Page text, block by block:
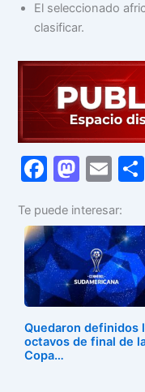
El seleccionado
clasificar.
F
c
e
b
o
o
k
M
st
o
d
o
n
E
ai
l
Te puede interesar:
Quedaron definidos
octavos de final de
Copa…